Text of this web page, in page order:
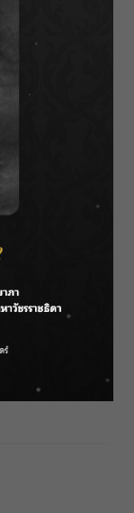
ไทย ที่ผู้ฟังจาก
เข้าใจได้ทันที
โครงการ
กกินอะไรหลัง
ชีวิต”
ส่งซิงเกิล